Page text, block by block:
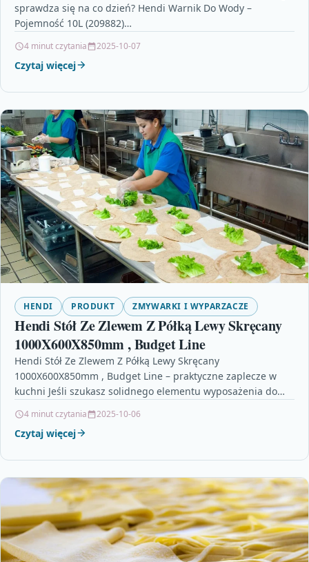
sprawdza się na co dzień? Hendi Warnik Do Wody –
Pojemność 10L (209882)…
4 minut czytania 2025-10-07
Czytaj więcej
HENDI PRODUKT ZMYWARKI I WYPARZACZE
Hendi Stół Ze Zlewem Z Półką Lewy Skręcany
1000X600X850mm , Budget Line
Hendi Stół Ze Zlewem Z Półką Lewy Skręcany
1000X600X850mm , Budget Line – praktyczne zaplecze w
kuchni Jeśli szukasz solidnego elementu wyposażenia do
4 minut czytania 2025-10-06
Czytaj więcej